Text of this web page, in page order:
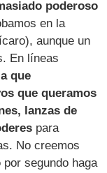
poderoso
en la
aunque un
En líneas
que
que queramos
lanzas de
para
No creemos
segundo haga